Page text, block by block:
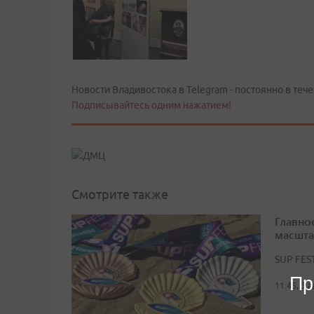
Новости Владивостока в Telegram - постоянно в
Подписывайтесь одним нажатием!
Смотрите также
SUP
11:45, 3